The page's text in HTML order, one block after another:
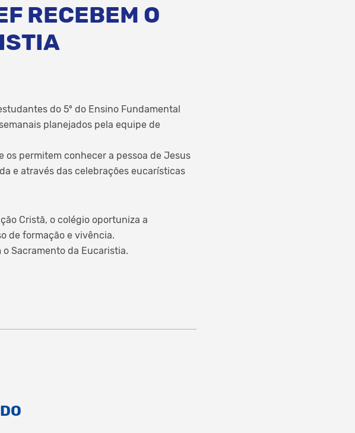
RECEBEM O
do 5º do Ensino Fundamental
planejados pela equipe de
os permitem conhecer a pessoa de Jesus
e através das celebrações eucarísticas
Cristã, o colégio oportuniza a
de formação e vivência.
o Sacramento da Eucaristia.